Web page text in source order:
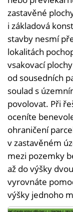
zastavěné
i základová
stavby nesmí
lokalitách
vsakovací
od sousedních
soulad s
povolovat. Při
oceníte
ohraničení
v zastavěném
mezi pozemky
až do výšky
vyrovnáte
výšky jednoho